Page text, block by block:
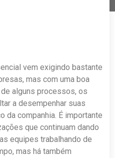
vem exigindo bastante
mas com uma boa
alguns processos, os
a desempenhar suas
da companhia. É importante
que continuam dando
equipes trabalhando de
mas há também